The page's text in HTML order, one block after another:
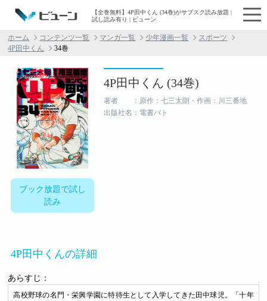
【全巻無料】4P田中くん (34巻)がサブスク読み放題 |
試し読み有り | ビューン
ホーム コンテンツ一覧 マンガ一覧 少年漫画一覧
スポーツ
4P田中くん
34巻
ブック放題で試し
読み
4P田中くん (34巻)
著者 ：原作：七三太朗・作画：川三番地
出版社名：電書バト
4P田中くんの詳細
あらすじ：
高校野球の名門・栄興学園に特待生として入学してきた田中球児。「十年